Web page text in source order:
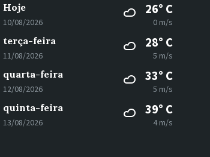
Hoje
10/08/2026
26° C
0 m/s
terça-feira
11/08/2026
28° C
5 m/s
quarta-feira
12/08/2026
33° C
5 m/s
quinta-feira
13/08/2026
39° C
4 m/s